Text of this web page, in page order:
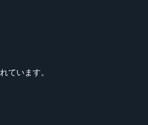
ています。